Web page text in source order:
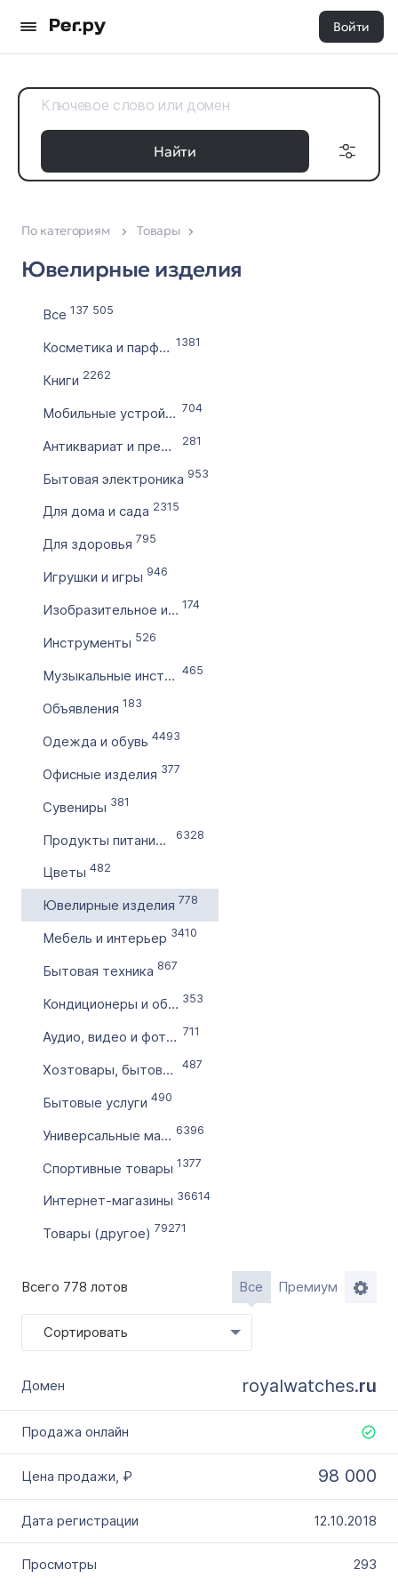
Войти
Найти
Доменные
Все 35
Дата регистрации
с
Выставлен на продажу
по
Цена домена в ₽
от
до
Без цены
с
по
Дополнительные условия
Тип продажи
Оформление до 20 дней
Моментально онлайн
По категориям Товары
Ювелирные изделия
Все 137 505
Косметика и парфюмерия 1381
Книги 2262
Мобильные устройства, телефония 704
Антиквариат и предметы коллекционирования 281
Бытовая электроника 953
Для дома и сада 2315
Для здоровья 795
Игрушки и игры 946
Изобразительное искусство 174
Инструменты 526
Музыкальные инструменты 465
Объявления 183
Одежда и обувь 4493
Офисные изделия 377
Сувениры 381
Продукты питания и напитки 6328
Цветы 482
Ювелирные изделия 778
Мебель и интерьер 3410
Бытовая техника 867
Кондиционеры и обогреватели 353
Аудио, видео и фототехника 711
Хозтовары, бытовая химия 487
Бытовые услуги 490
Универсальные магазины 6396
Спортивные товары 1377
Интернет-магазины 36614
Товары (другое) 79271
Всего 778 лотов Все Премиум
Сортировать
royalwatches.ru
98 000
12.10.2018
293